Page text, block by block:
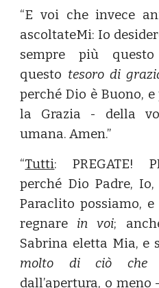
“E voi che invece
ascoltateMi: Io
sempre più
questo tesoro di
perché Dio è Buono,
la Grazia - della
umana. Amen.”
“Tutti: PREGATE!
perché Dio Padre,
Paraclito possiamo,
regnare in voi;
Sabrina eletta Mia, e
molto di ciò che
dall’apertura, o meno